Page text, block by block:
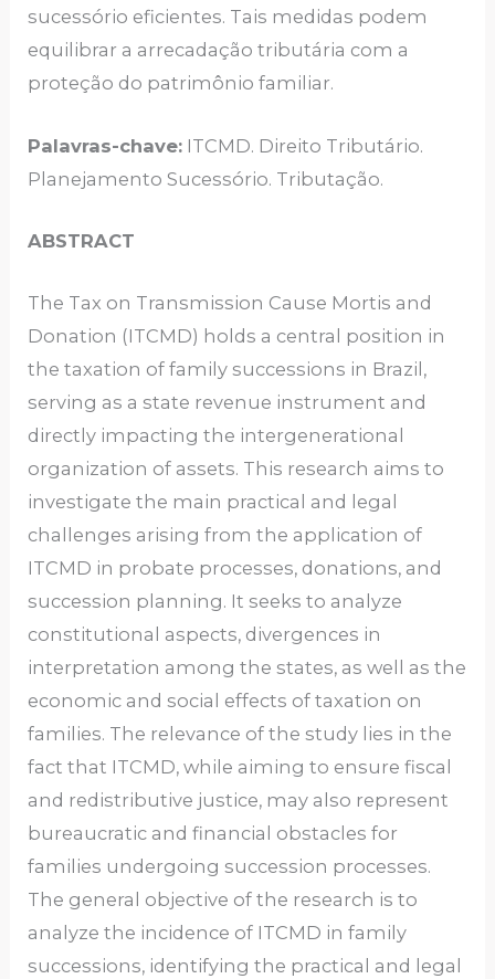
sucessório eficientes. Tais medidas podem
equilibrar a arrecadação tributária com a
proteção do patrimônio familiar.
Palavras-chave: ITCMD. Direito Tributário.
Planejamento Sucessório. Tributação.
ABSTRACT
The Tax on Transmission Cause Mortis and
Donation (ITCMD) holds a central position in
the taxation of family successions in Brazil,
serving as a state revenue instrument and
directly impacting the intergenerational
organization of assets. This research aims to
investigate the main practical and legal
challenges arising from the application of
ITCMD in probate processes, donations, and
succession planning. It seeks to analyze
constitutional aspects, divergences in
interpretation among the states, as well as the
economic and social effects of taxation on
families. The relevance of the study lies in the
fact that ITCMD, while aiming to ensure fiscal
and redistributive justice, may also represent
bureaucratic and financial obstacles for
families undergoing succession processes.
The general objective of the research is to
analyze the incidence of ITCMD in family
successions, identifying the practical and legal